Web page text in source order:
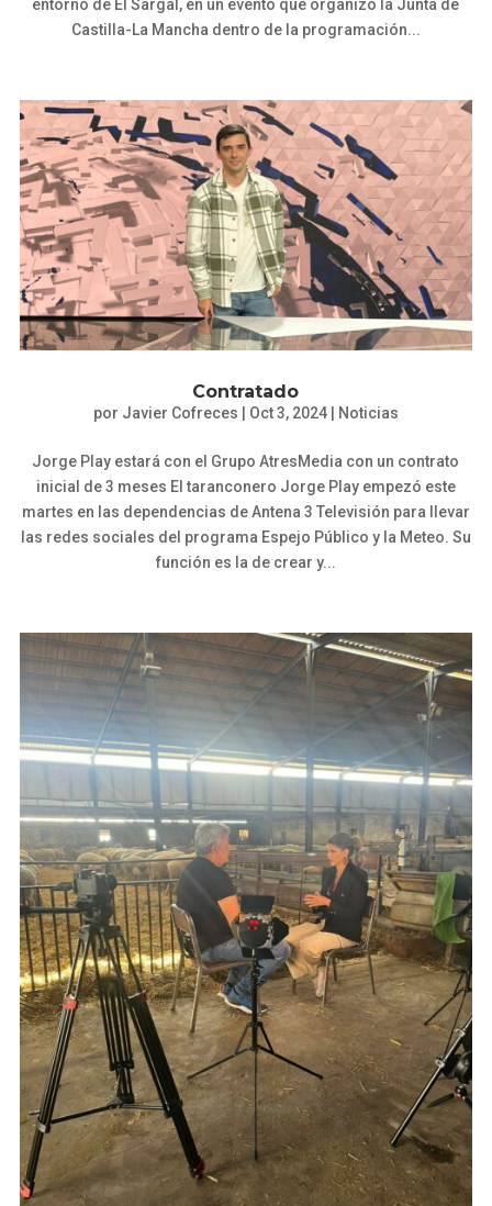
entorno de El Sargal, en un evento que organizó la Junta de
Castilla-La Mancha dentro de la programación...
Contratado
por Javier Cofreces Oct 3, 2024| Noticias
Jorge Play estará con el Grupo AtresMedia con un contrato
inicial de 3 meses El taranconero Jorge Play empezó este
martes en las dependencias de Antena 3 Televisión para llevar
las redes sociales del programa Espejo Público y la Meteo. Su
función es la de crear y...